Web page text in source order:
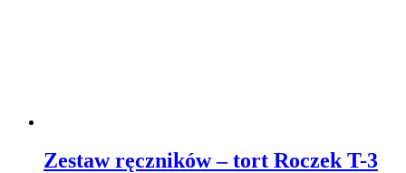
Zestaw ręczników – tort Roczek T-3